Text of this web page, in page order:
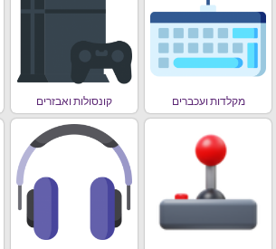
מקלדות ועכברים קונסולות ואבזרים